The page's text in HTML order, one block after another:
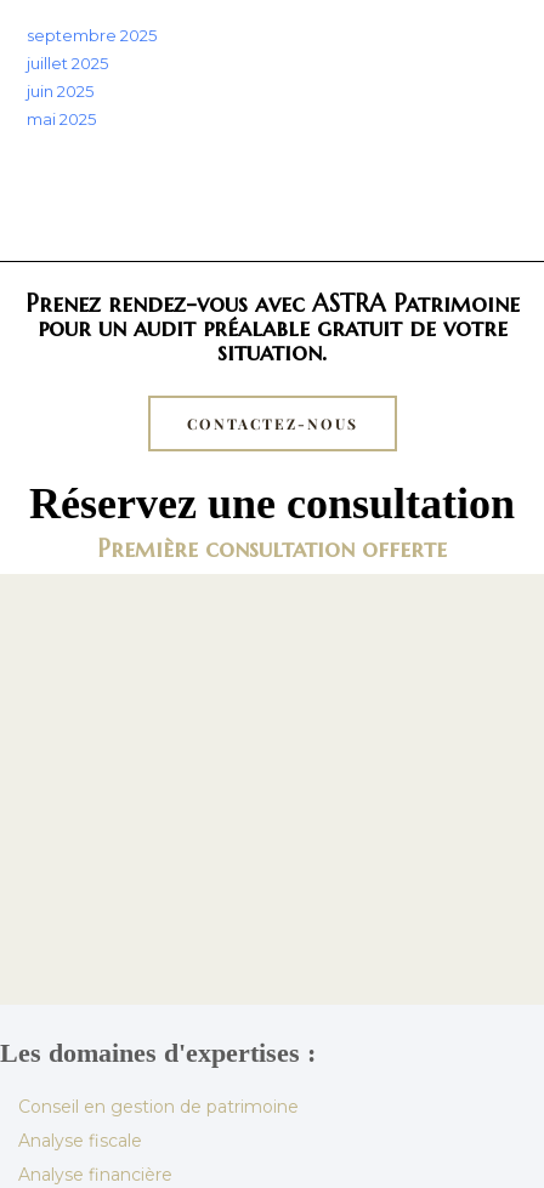
septembre 2025
juillet 2025
juin 2025
mai 2025
Prenez rendez-vous avec ASTRA Patrimoine
pour un audit préalable gratuit de votre
situation.
CONTACTEZ-NOUS
Réservez une consultation
Première consultation offerte
Les domaines d'expertises :
Conseil en gestion de patrimoine
Analyse fiscale
Analyse financière